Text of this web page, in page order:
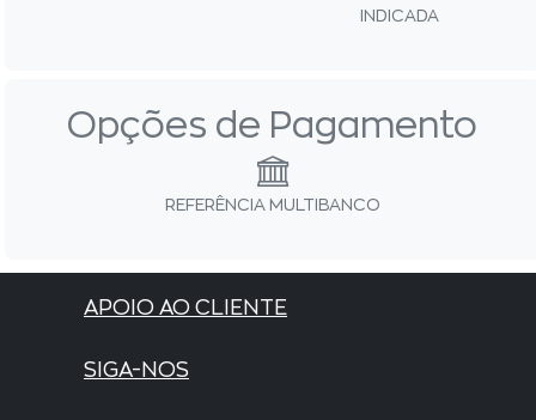
INDICADA
Opções de Pagamento
REFERÊNCIA MULTIBANCO
APOIO AO CLIENTE
SIGA-NOS